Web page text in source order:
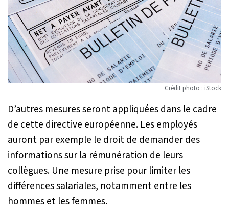
Crédit photo : iStock
D’autres mesures seront appliquées dans le cadre
de cette directive européenne. Les employés
auront par exemple le droit de demander des
informations sur la rémunération de leurs
collègues. Une mesure prise pour limiter les
différences salariales, notamment entre les
hommes et les femmes.